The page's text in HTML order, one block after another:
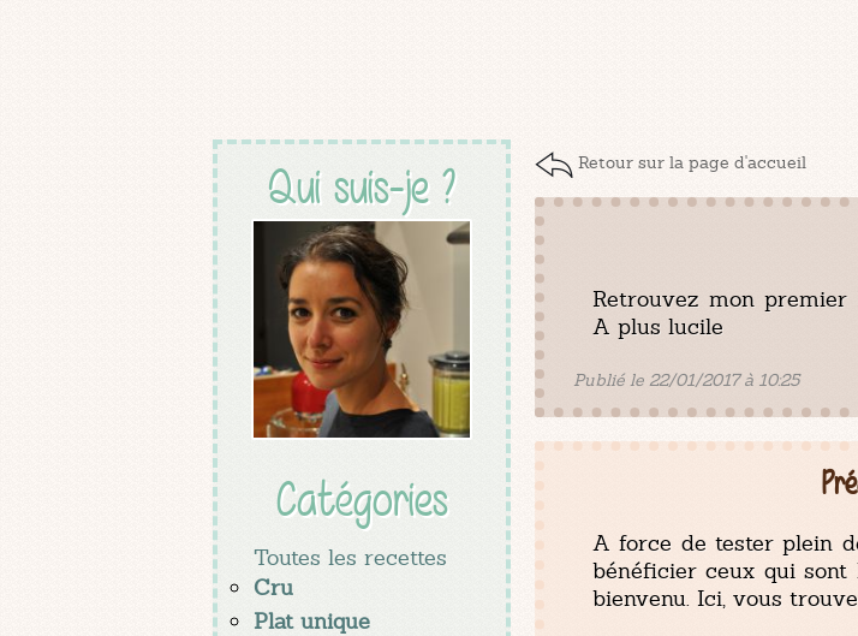
Qui suis-je ?
Catégories
Toutes les recettes
Cru
Plat unique
Retour sur la page d'accueil
Retrouvez mon
A plus lucile
Publié le 22/01/2017 à 10:25
A force de tester plein
bénéficier ceux qui
bienvenu. Ici, vous